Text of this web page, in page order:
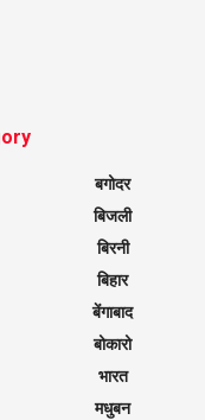
बगोदर
बिजली
बिरनी
बिहार
बेंगाबाद
बोकारो
भारत
मधुबन